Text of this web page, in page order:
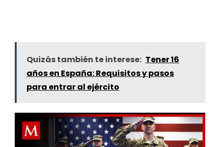
Quizás también te interese: Tener 16
años en España: Requisitos y pasos
para entrar al ejército